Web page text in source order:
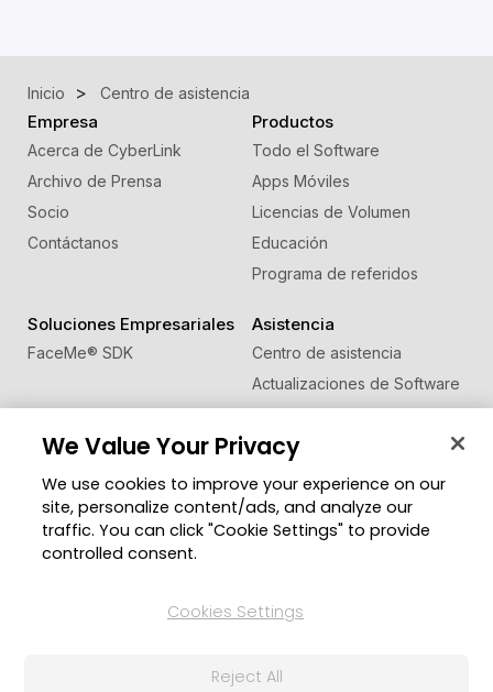
Inicio Centro de asistencia
Empresa
Acerca de CyberLink
Archivo de Prensa
Socio
Contáctanos
Productos
Todo el Software
Apps Móviles
Licencias de Volumen
Educación
Programa de referidos
Soluciones Empresariales
FaceMe® SDK
Asistencia
Centro de asistencia
Actualizaciones de Software
Centro de Aprendizaje
Zona de Miembros
Blog
Cambiar región
We Value Your Privacy
We use cookies to improve your experience on our
site, personalize content/ads, and analyze our
traffic. You can click "Cookie Settings" to provide
controlled consent.
Cookies Settings
Reject All